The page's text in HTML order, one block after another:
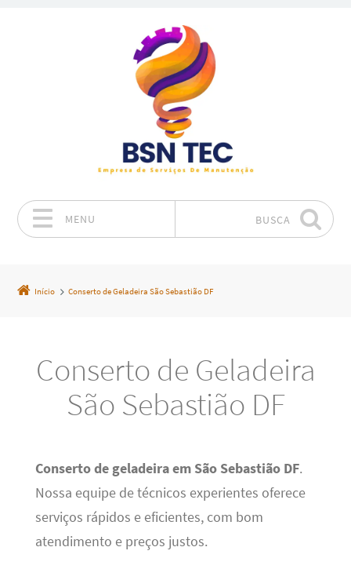
MENU BUSCA
Início Conserto de Geladeira São Sebastião DF
Conserto de Geladeira
São Sebastião DF
Conserto de geladeira em São Sebastião DF.
Nossa equipe de técnicos experientes oferece
serviços rápidos e eficientes, com bom
atendimento e preços justos.